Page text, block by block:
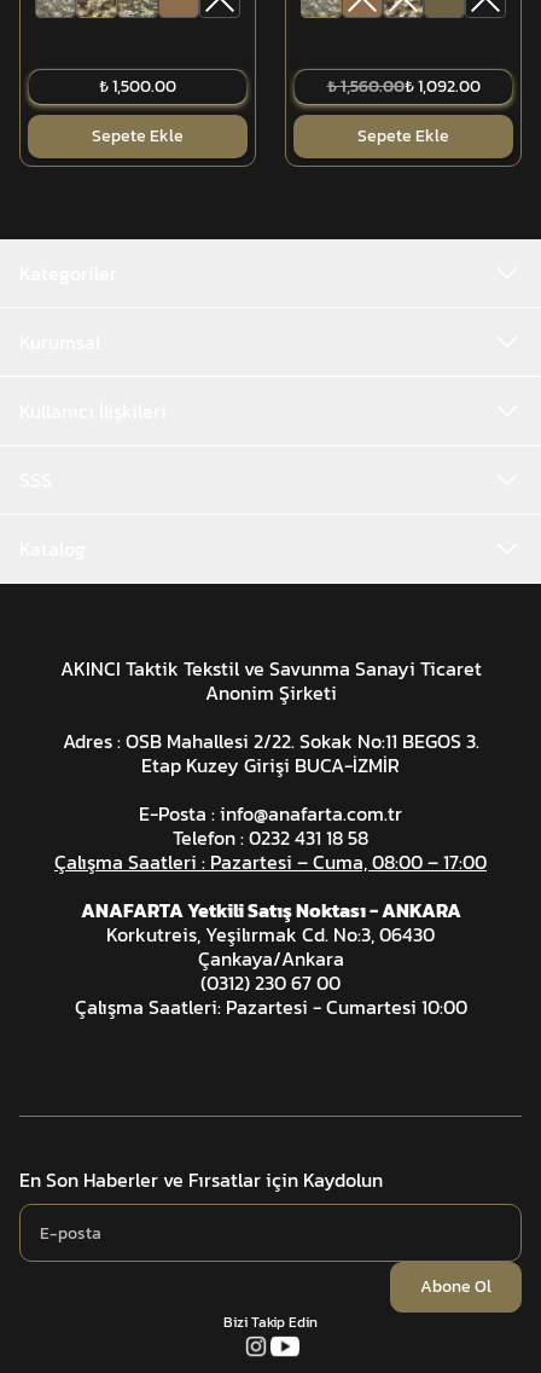
₺ 1,500.00
Sepete Ekle
₺ 1,560.00₺ 1,092.00
Sepete Ekle
AKINCI Taktik Tekstil ve Savunma Sanayi Ticaret
Anonim Şirketi
Adres : OSB Mahallesi 2/22. Sokak No:11 BEGOS 3.
Etap Kuzey Girişi BUCA-İZMİR
E-Posta :info@anafarta.com.tr
Telefon : 0232 431 18 58
Çalışma Saatleri : Pazartesi – Cuma, 08:00 – 17:00
ANAFARTA Yetkili Satış Noktası - ANKARA
Korkutreis, Yeşilırmak Cd. No:3, 06430
Çankaya/Ankara
(0312) 230 67 00
Çalışma Saatleri: Pazartesi - Cumartesi 10:00
En Son Haberler ve Fırsatlar için Kaydolun
Abone Ol
Bizi Takip Edin